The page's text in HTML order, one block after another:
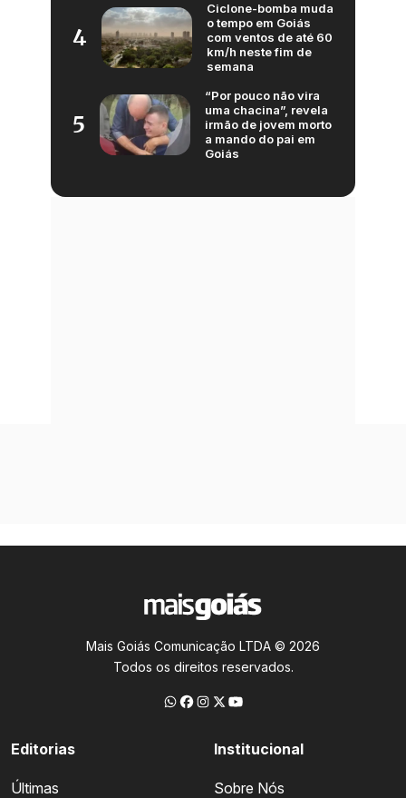
4
Ciclone-bomba muda
o tempo em Goiás
com ventos de até 60
km/h neste fim de
semana
5
“Por pouco não vira
uma chacina”, revela
irmão de jovem morto
a mando do pai em
Goiás
Mais Goiás Comunicação LTDA © 2026
Todos os direitos reservados.
Editorias
Últimas
Institucional
Sobre Nós